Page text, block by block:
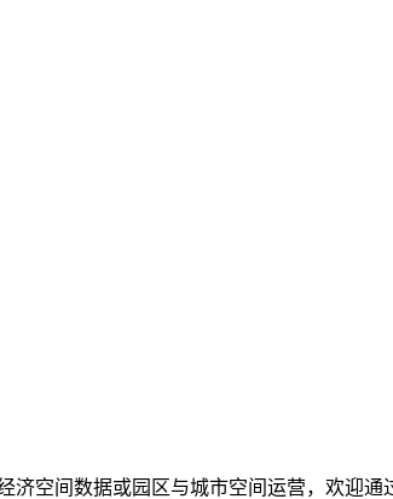
空间数据或园区与城市空间运营，欢迎通